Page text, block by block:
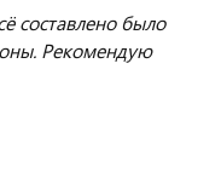
составлено было
Рекомендую